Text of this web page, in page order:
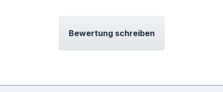
Bewertung schreiben